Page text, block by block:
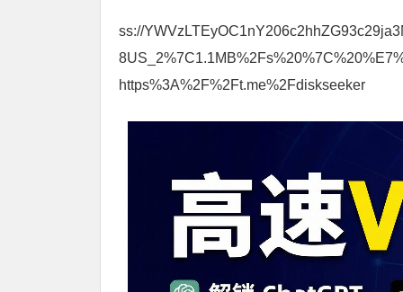
ss://
https%3A%2F%2Ft.me%2Fdiskseeker